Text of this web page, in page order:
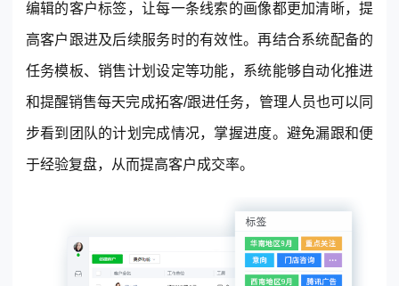
编辑的客户标签，让每一条线索的画像都更加清晰，提
高客户跟进及后续服务时的有效性。再结合系统配备的
任务模板、销售计划设定等功能，系统能够自动化推进
和提醒销售每天完成拓客/跟进任务，管理人员也可以同
步看到团队的计划完成情况，掌握进度。避免漏跟和便
于经验复盘，从而提高客户成交率。